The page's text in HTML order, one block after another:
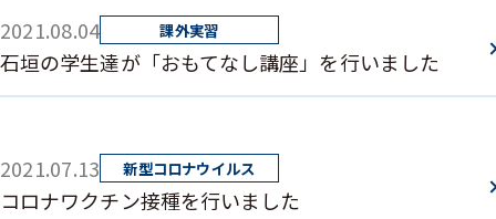
2021.08.04
石垣の学生達が「おもてなし講座」を行いました
2021.07.13
コロナワクチン接種を行いました